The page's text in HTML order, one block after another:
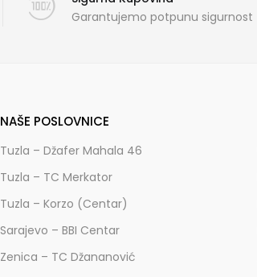
Garantujemo potpunu sigurnost
NAŠE POSLOVNICE
Tuzla – Džafer Mahala 46
Tuzla – TC Merkator
Tuzla – Korzo (Centar)
Sarajevo – BBI Centar
Zenica – TC Džananović